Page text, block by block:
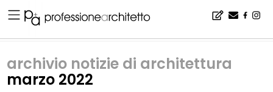
archivio notizie di architettura
marzo 2022